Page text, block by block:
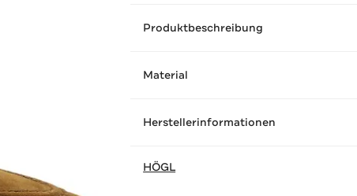
Produktbeschreibung
Material
Herstellerinformationen
HÖGL